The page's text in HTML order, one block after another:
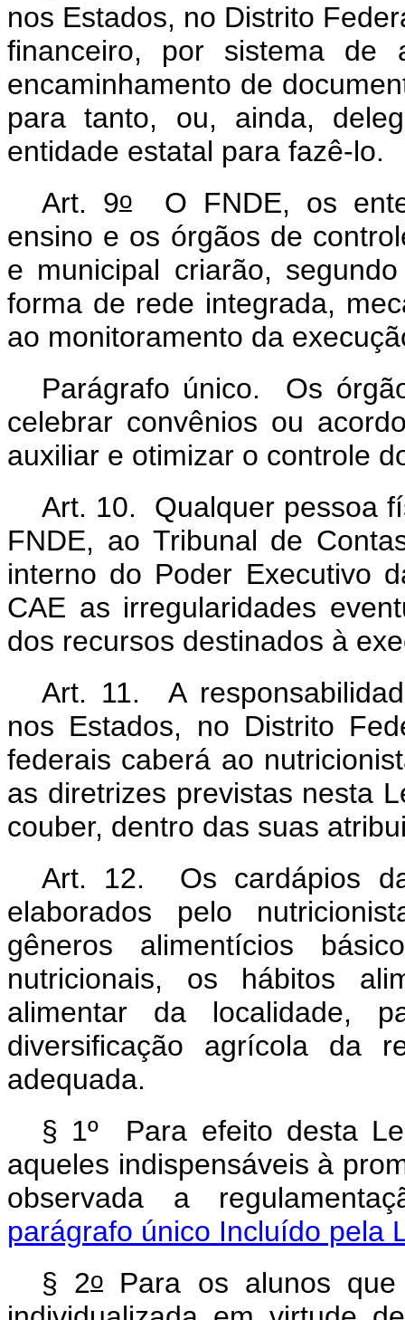
nos Estados, no Distrito
financeiro, por sistema de
encaminhamento de
para tanto, ou, ainda,
entidade estatal para fazê-lo.
Art. 9oO FNDE, os
ensino e os órgãos de
e municipal criarão,
forma de rede integrada,
ao monitoramento da
Parágrafo único. Os
celebrar convênios ou
auxiliar e otimizar o controle
Art. 10. Qualquer pessoa
FNDE, ao Tribunal de
interno do Poder Executivo
CAE as irregularidades
dos recursos destinados à
Art. 11. A
nos Estados, no Distrito
federais caberá ao
as diretrizes previstas nesta
couber, dentro das suas
Art. 12. Os cardápios
elaborados pelo
gêneros alimentícios
nutricionais, os hábitos
alimentar da localidade,
diversificação agrícola da
adequada.
§ 1º Para efeito desta
aqueles indispensáveis à
observada a
parágrafo único Incluído pela
§ 2o
Para os alunos que